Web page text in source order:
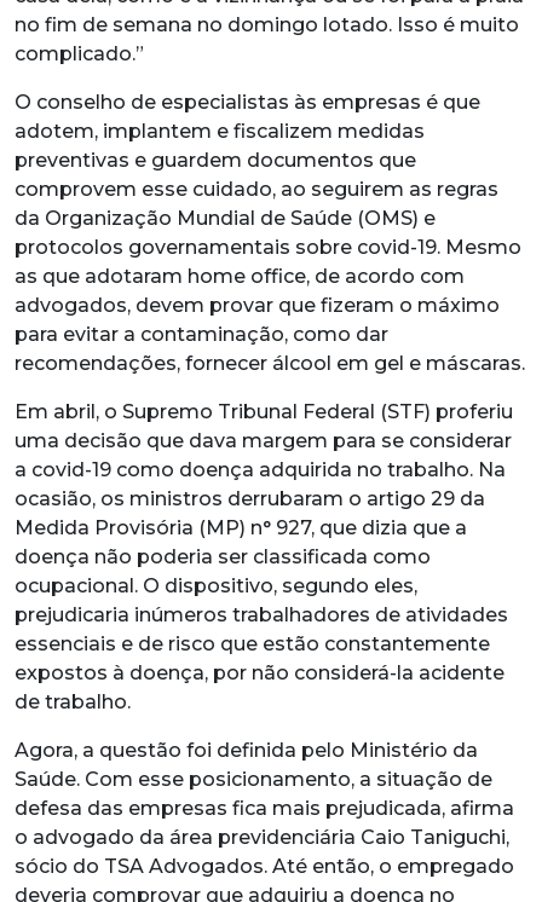
no fim de semana no domingo lotado. Isso é muito
complicado.”
O conselho de especialistas às empresas é que
adotem, implantem e fiscalizem medidas
preventivas e guardem documentos que
comprovem esse cuidado, ao seguirem as regras
da Organização Mundial de Saúde (OMS) e
protocolos governamentais sobre covid-19. Mesmo
as que adotaram home office, de acordo com
advogados, devem provar que fizeram o máximo
para evitar a contaminação, como dar
recomendações, fornecer álcool em gel e máscaras.
Em abril, o Supremo Tribunal Federal (STF) proferiu
uma decisão que dava margem para se considerar
a covid-19 como doença adquirida no trabalho. Na
ocasião, os ministros derrubaram o artigo 29 da
Medida Provisória (MP) n° 927, que dizia que a
doença não poderia ser classificada como
ocupacional. O dispositivo, segundo eles,
prejudicaria inúmeros trabalhadores de atividades
essenciais e de risco que estão constantemente
expostos à doença, por não considerá-la acidente
de trabalho.
Agora, a questão foi definida pelo Ministério da
Saúde. Com esse posicionamento, a situação de
defesa das empresas fica mais prejudicada, afirma
o advogado da área previdenciária Caio Taniguchi,
sócio do TSA Advogados. Até então, o empregado
deveria comprovar que adquiriu a doença no